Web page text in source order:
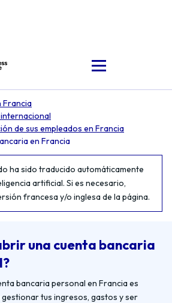
Francia
de sus empleados en Francia
en Francia
ha sido traducido automáticamente
artificial. Si es necesario,
francesa y/o inglesa de la página.
una cuenta bancaria
bancaria personal en Francia es
tus ingresos, gastos y ser